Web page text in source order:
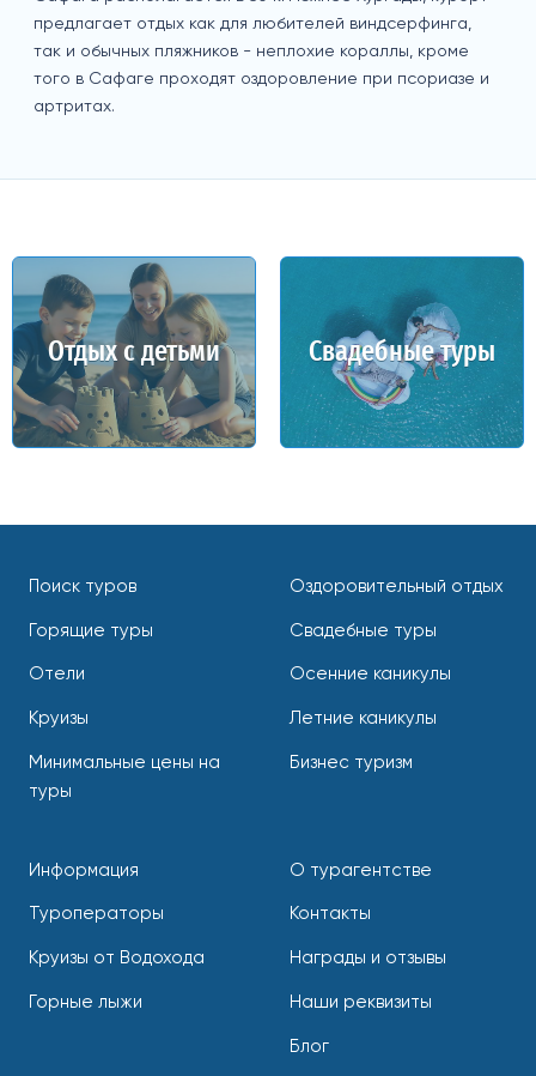
предлагает отдых как для любителей виндсерфинга,
так и обычных пляжников - неплохие кораллы, кроме
того в Сафаге проходят оздоровление при псориазе и
артритах.
Отдых с детьми Свадебные туры
Поиск туров
Горящие туры
Отели
Круизы
Минимальные цены на
туры
Оздоровительный отдых
Свадебные туры
Осенние каникулы
Летние каникулы
Бизнес туризм
Информация
Туроператоры
Круизы от Водохода
Горные лыжи
О турагентстве
Контакты
Награды и отзывы
Наши реквизиты
Блог